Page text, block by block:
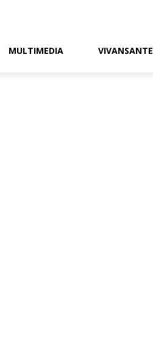
MULTIMEDIA VIVANSANTE